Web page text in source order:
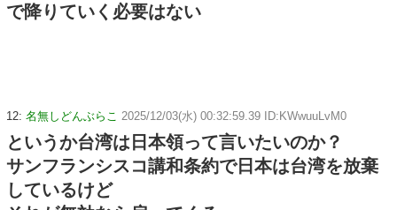
で降りていく必要はない
12: 名無しどんぶらこ 2025/12/03(水) 00:32:59.39 ID:KWwuuLvM0
というか台湾は日本領って言いたいのか？
サンフランシスコ講和条約で日本は台湾を放棄
しているけど